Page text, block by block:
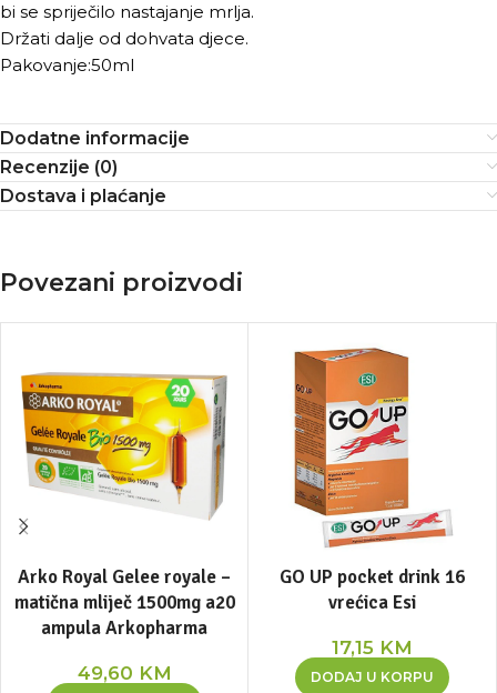
bi se spriječilo nastajanje mrlja.
Držati dalje od dohvata djece.
Pakovanje:50ml
Dodatne informacije
Recenzije (0)
Dostava i plaćanje
Povezani proizvodi
Arko Royal Gelee royale –
matična mliječ 1500mg a20
ampula Arkopharma
49,60 KM
GO UP pocket drink 16
vrećica Esi
17,15 KM
DODAJ U KORPU